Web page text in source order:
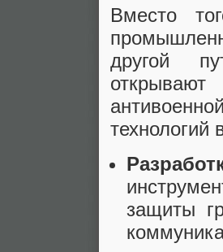
Вместо
другой
технологий
защиты